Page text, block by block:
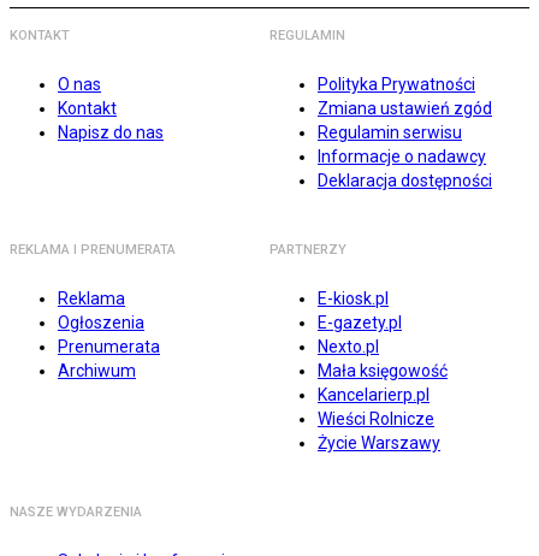
KONTAKT
O nas
Kontakt
Napisz do nas
REGULAMIN
Polityka Prywatności
Zmiana ustawień zgód
Regulamin serwisu
Informacje o nadawcy
Deklaracja dostępności
REKLAMA I PRENUMERATA
Reklama
Ogłoszenia
Prenumerata
Archiwum
PARTNERZY
E-kiosk.pl
E-gazety.pl
Nexto.pl
Mała księgowość
Kancelarierp.pl
Wieści Rolnicze
Życie Warszawy
NASZE WYDARZENIA